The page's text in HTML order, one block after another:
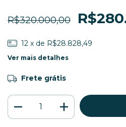
R$320.000,00
12 x de R$28.828,49
Ver mais detalhes
Frete grátis